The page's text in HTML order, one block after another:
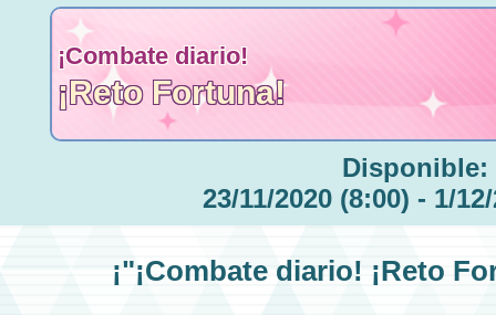
¡Combate diario!
¡Reto Fortuna!
Disponible:
23/11/2020 (8:00) - 1/
¡"¡Combate diario! ¡Reto